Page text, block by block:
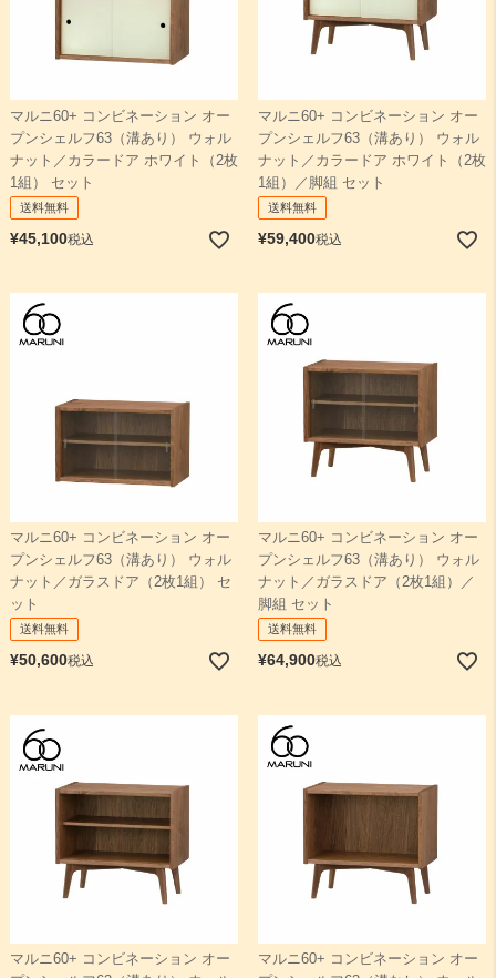
マルニ60+ コンビネーション オー
プンシェルフ63（溝あり） ウォル
ナット／カラードア ホワイト（2枚
1組） セット
送料無料
¥45,100税込
マルニ60+ コンビネーション オー
プンシェルフ63（溝あり） ウォル
ナット／カラードア ホワイト（2枚
1組）／脚組 セット
送料無料
¥59,400税込
マルニ60+ コンビネーション オー
プンシェルフ63（溝あり） ウォル
ナット／ガラスドア（2枚1組） セ
ット
送料無料
¥50,600税込
マルニ60+ コンビネーション オー
プンシェルフ63（溝あり） ウォル
ナット／ガラスドア（2枚1組）／
脚組 セット
送料無料
¥64,900税込
マルニ60+ コンビネーション オー
マルニ60+ コンビネーション オー